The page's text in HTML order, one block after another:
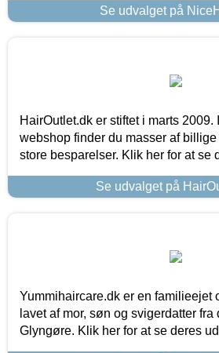
Se udvalget på
HairOutlet.dk er stiftet i marts 2009.
webshop finder du masser af
store besparelser. Klik her for at se
Se udvalget på
Yummihaircare.dk er en familieejet
lavet af mor, søn og svigerdatter
Glyngøre. Klik her for at se deres